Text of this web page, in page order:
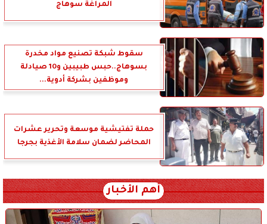
المراغة سوهاج
سقوط شبكة تصنيع مواد مخدرة
بسوهاج..حبس طبيبين و10 صيادلة
وموظفين بشركة أدوية...
حملة تفتيشية موسعة وتحرير عشرات
المحاضر لضمان سلامة الأغذية بجرجا
أهم الأخبار